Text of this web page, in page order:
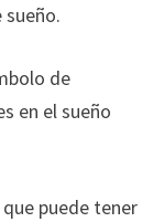
de
en el sueño
puede tener